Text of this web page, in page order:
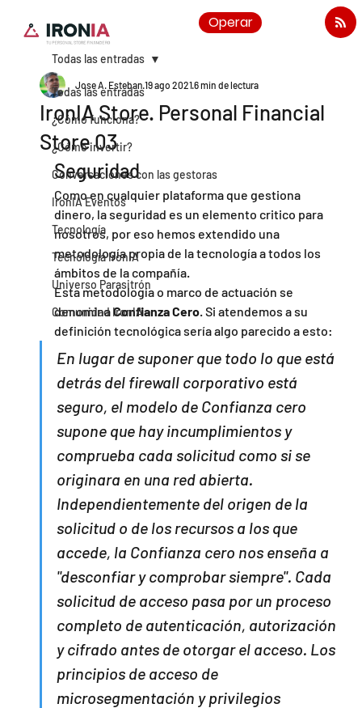
Operar
Todas las entradas
¿Cómo funciona?
¿Cómo invertir?
Conversaciones con las gestoras
IronIA Eventos
Tecnología
Tecnología IronIA
Universo Parasitrón
Comunidad IronIA
Todas las entradas
IronIA Store. Personal Financial
Store 03
Jose A. Esteban19 ago 20216 min de lectura
Seguridad
Como en cualquier plataforma que gestiona
dinero, la seguridad es un elemento critico para
nosotros, por eso hemos extendido una
metodología propia de la tecnología a todos los
ámbitos de la compañía.
Esta metodología o marco de actuación se
denomina Confianza Cero. Si atendemos a su
definición tecnológica sería algo parecido a esto:
En lugar de suponer que todo lo que está
detrás del firewall corporativo está
seguro, el modelo de Confianza cero
supone que hay incumplimientos y
comprueba cada solicitud como si se
originara en una red abierta.
Independientemente del origen de la
solicitud o de los recursos a los que
accede, la Confianza cero nos enseña a
"desconfiar y comprobar siempre". Cada
solicitud de acceso pasa por un proceso
completo de autenticación, autorización
y cifrado antes de otorgar el acceso. Los
principios de acceso de
microsegmentación y privilegios